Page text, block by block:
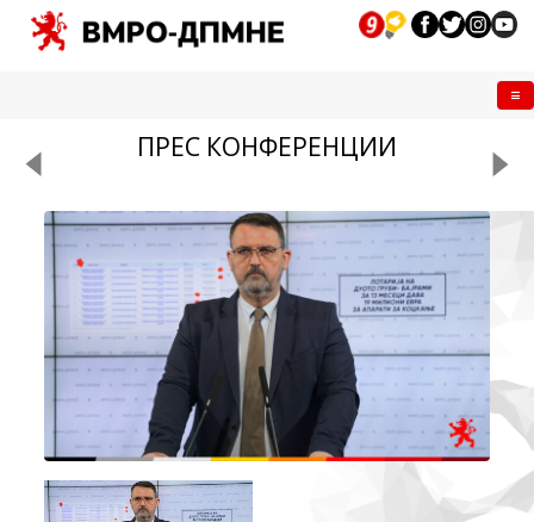
ПРЕС КОНФЕРЕНЦИИ